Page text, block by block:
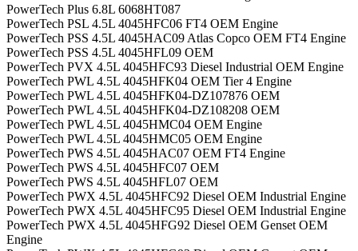
PowerTech Plus 6.8L 6068HT087
PowerTech PSL 4.5L 4045HFC06 FT4 OEM Engine
PowerTech PSS 4.5L 4045HAC09 Atlas Copco OEM FT4 Engine
PowerTech PSS 4.5L 4045HFL09 OEM
PowerTech PVX 4.5L 4045HFC93 Diesel Industrial OEM Engine
PowerTech PWL 4.5L 4045HFK04 OEM Tier 4 Engine
PowerTech PWL 4.5L 4045HFK04-DZ107876 OEM
PowerTech PWL 4.5L 4045HFK04-DZ108208 OEM
PowerTech PWL 4.5L 4045HMC04 OEM Engine
PowerTech PWL 4.5L 4045HMC05 OEM Engine
PowerTech PWS 4.5L 4045HAC07 OEM FT4 Engine
PowerTech PWS 4.5L 4045HFC07 OEM
PowerTech PWS 4.5L 4045HFL07 OEM
PowerTech PWX 4.5L 4045HFC92 Diesel OEM Industrial Engine
PowerTech PWX 4.5L 4045HFC95 Diesel OEM Industrial Engine
PowerTech PWX 4.5L 4045HFG92 Diesel OEM Genset OEM
Engine